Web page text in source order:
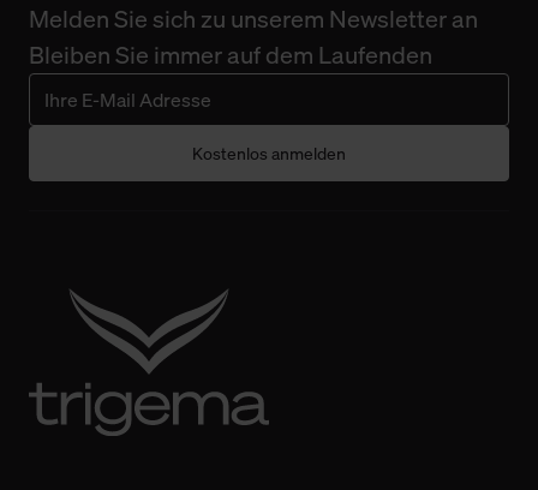
Melden Sie sich zu unserem Newsletter an
Bleiben Sie immer auf dem Laufenden
Kostenlos anmelden